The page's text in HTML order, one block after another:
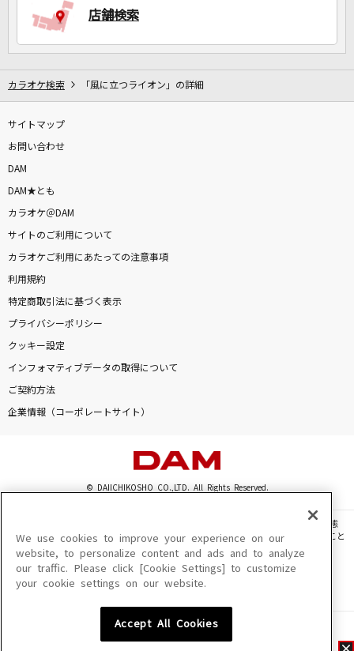
店舗検索
カラオケ検索 「風に立つライオン」の詳細
サイトマップ
お問い合わせ
DAM
DAM★とも
カラオケ＠DAM
サイトのご利用について
カラオケご利用にあたっての注意事項
利用規約
特定商取引法に基づく表示
プライバシーポリシー
クッキー設定
インフォマティブデータの取得について
ご契約方法
企業情報（コーポレートサイト）
© DAIICHIKOSHO CO.,LTD. All Rights Reserved.
このサイトに掲載されている一切の文章・画像・写真・動画・音声等を、手段や形態
を問わず、著作権法の定める範囲を超えて無断で複製、転載、ファイル化などすること
を禁じます。
楽曲及びコンテンツは、機種によりご利用いただけない場合があります。
楽曲及びコンテンツの配信日、配信内容が変更になる場合があります。
We use cookies to improve your experience on our
website, to personalize content and ads and to analyze
our traffic. Please click [Cookie Settings] to customize
your cookie settings on our website.
Accept All Cookies